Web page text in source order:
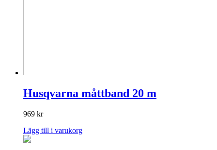
Husqvarna måttband 20 m
969 kr
Lägg till i varukorg